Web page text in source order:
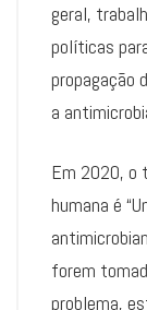
geral,
políticas
propagação
a
Em 2020, o
humana é
forem
problema,